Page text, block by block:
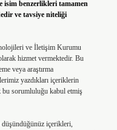
isim benzerlikleri tamamen
ve tavsiye niteliği
ve İletişim Kurumu
hizmet vermektedir. Bu
veya araştırma
yazdıkları içeriklerin
bu sorumluluğu kabul etmiş
düşündüğünüz içerikleri,